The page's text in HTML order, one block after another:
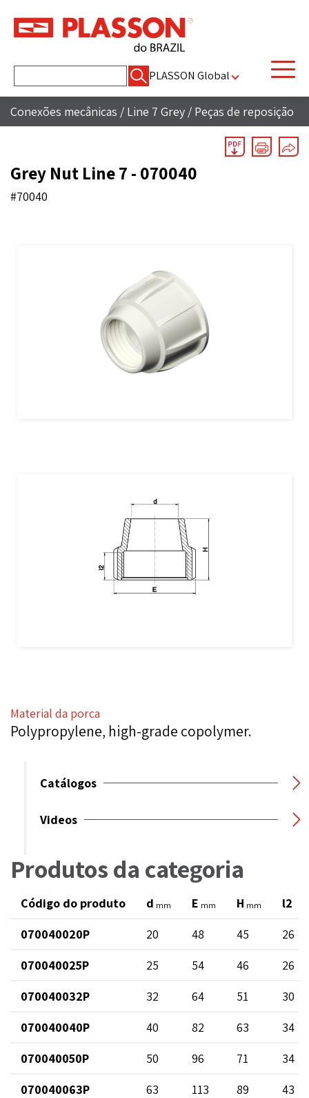
por:
PLASSON Global
Conexões mecânicas / Line 7 Grey / Peças de reposição
Grey Nut Line 7 - 070040
#70040
Material da porca
Polypropylene, high-grade copolymer.
Catálogos
Videos
Produtos da categoria
Código do produto d mm E mm H mm
l2
070040020P
20 48 45
26
070040025P
25 54 46
26
070040032P
32 64 51
30
070040040P
40 82 63
34
070040050P
50 96 71
34
070040063P
63 113 89
43